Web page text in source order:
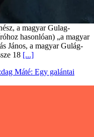
a magyar Gulag-
hasonlóan) „a magyar
János, a magyar Gulág-
18 [...]
Máté: Egy galántai